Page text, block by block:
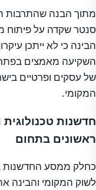
מתוך הבנה שהתרבות
סנטר שקדה על פיתוח
הבינה כי לא ייתכן
השקיעה מאמצים
של עסקים ופרטיים
המקומי.
חדשנות טכנולוגית
ראשונים בתחום
כחלק ממסע
לשוק המקומי והבינה